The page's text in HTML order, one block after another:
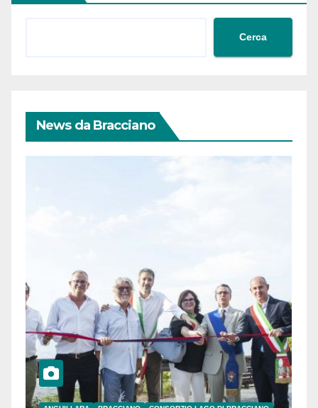
Cerca
News da Bracciano